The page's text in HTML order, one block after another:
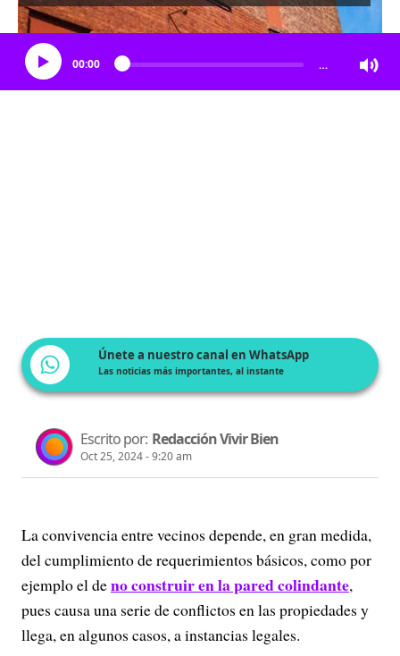
Escucha el artículo
00:00 …
Únete a nuestro canal en WhatsApp
Las noticias más importantes, al instante
Escrito por: Redacción Vivir Bien
Oct 25, 2024 - 9:20 am
La convivencia entre vecinos depende, en gran medida,
del cumplimiento de requerimientos básicos, como por
ejemplo el deno construir en la pared colindante,
pues causa una serie de conflictos en las propiedades y
llega, en algunos casos, a instancias legales.